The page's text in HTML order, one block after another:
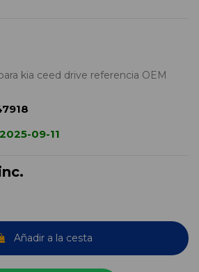
kia ceed drive referencia OEM
2025-09-11
Añadir a la cesta